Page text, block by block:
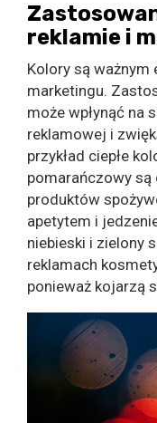
reklamie i
Kolory są ważnym
marketingu.
może wpłynąć na
reklamowej i
przykład ciepłe
pomarańczowy
produktów
apetytem i
niebieski i zielony
reklamach
ponieważ kojarzą